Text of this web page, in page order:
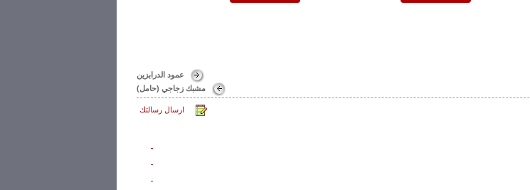
عمود الدرابزين
مشبك زجاجي (حامل)
ارسال رسالتك